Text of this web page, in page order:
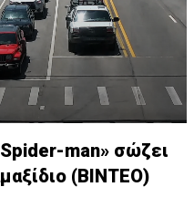
man» σώζει
(ΒΙΝΤΕΟ)